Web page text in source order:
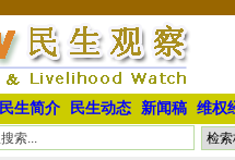
民生简介 民生动态 新闻稿 维权